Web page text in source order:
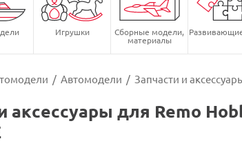
Игрушки Сборные модели,
материалы
/ Автомодели / Запчасти и
аксессуары для Remo